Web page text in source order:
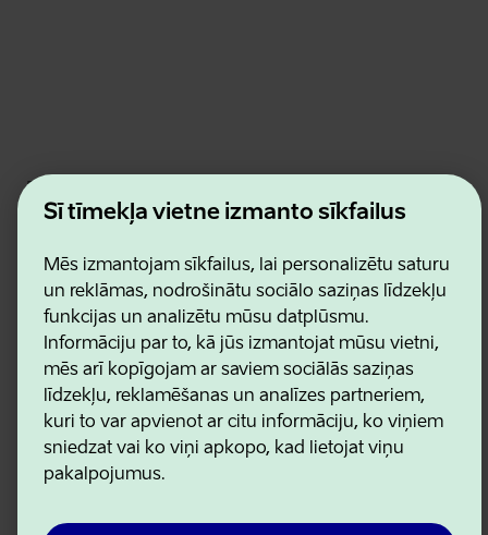
Šī tīmekļa vietne izmanto sīkfailus
Mēs izmantojam sīkfailus, lai personalizētu saturu
un reklāmas, nodrošinātu sociālo saziņas līdzekļu
funkcijas un analizētu mūsu datplūsmu.
Informāciju par to, kā jūs izmantojat mūsu vietni,
mēs arī kopīgojam ar saviem sociālās saziņas
līdzekļu, reklamēšanas un analīzes partneriem,
kuri to var apvienot ar citu informāciju, ko viņiem
sniedzat vai ko viņi apkopo, kad lietojat viņu
pakalpojumus.
Estonian Business and Innovation Agency
Kontakti
Sadarbības partneri
Lietošanas noteikumi
Sīkdatņu un konfidencialitātes politika